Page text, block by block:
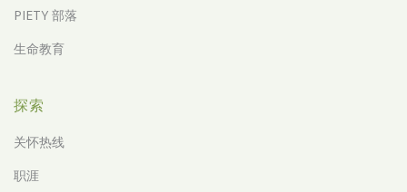
PIETY 部落
生命教育
探索
关怀热线
职涯